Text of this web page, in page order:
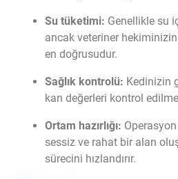
Su tüketimi: Genellikle su
ancak veteriner
en doğrusudur.
Sağlık kontrolü: Kedinizin
kan değerleri kontrol
Ortam hazırlığı:
sessiz ve rahat bir alan
sürecini hızlandırır.